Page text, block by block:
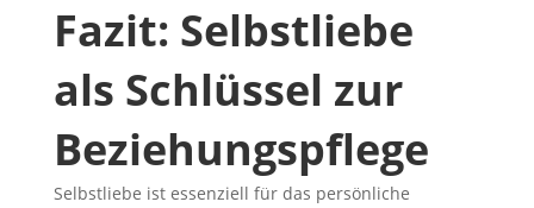
Fazit: Selbstliebe
als Schlüssel zur
Beziehungspflege
Selbstliebe ist essenziell für das persönliche